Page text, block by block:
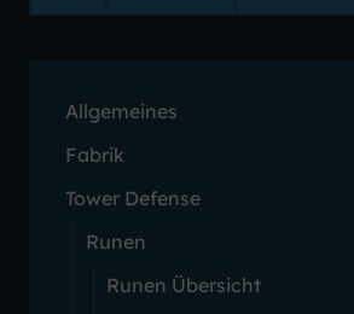
Allgemeines
Fabrik
Tower Defense
Runen
Runen Übersicht